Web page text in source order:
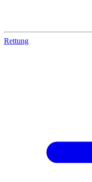
Rettung